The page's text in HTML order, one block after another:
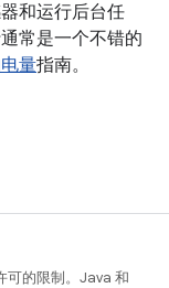
和运行后台任
常是一个不错的
量指南。
可的限制。Java 和